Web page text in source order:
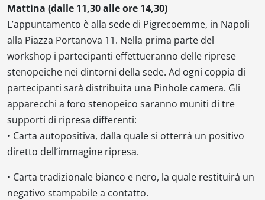
Mattina (dalle 11,30 alle ore 14,30)
L’appuntamento è alla sede di Pigrecoemme, in Napoli
alla Piazza Portanova 11. Nella prima parte del
workshop i partecipanti effettueranno delle riprese
stenopeiche nei dintorni della sede. Ad ogni coppia di
partecipanti sarà distribuita una Pinhole camera. Gli
apparecchi a foro stenopeico saranno muniti di tre
supporti di ripresa differenti:
• Carta autopositiva, dalla quale si otterrà un positivo
diretto dell’immagine ripresa.
• Carta tradizionale bianco e nero, la quale restituirà un
negativo stampabile a contatto.